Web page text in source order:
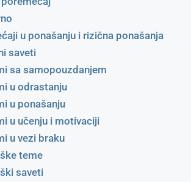
u ponašanju i rizična ponašanja
saveti
sa samopouzdanjem
u odrastanju
u ponašanju
u učenju i motivaciji
u vezi braku
teme
saveti